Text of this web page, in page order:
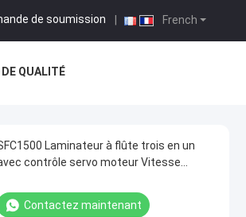
French
de soumission
QUALITÉ
Laminateur à flûte trois en un
contrôle servo moteur Vitesse
Contactez maintenant